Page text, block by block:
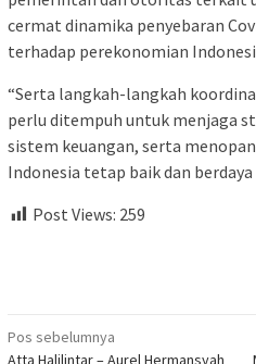
cermat dinamika penyebaran
terhadap perekonomian
“Serta langkah-langkah
perlu ditempuh untuk menjaga
sistem keuangan, serta
Indonesia tetap baik dan
Post Views: 259
Navigasi
Pos sebelumnya
Atta Halilintar – Aurel Hermansyah